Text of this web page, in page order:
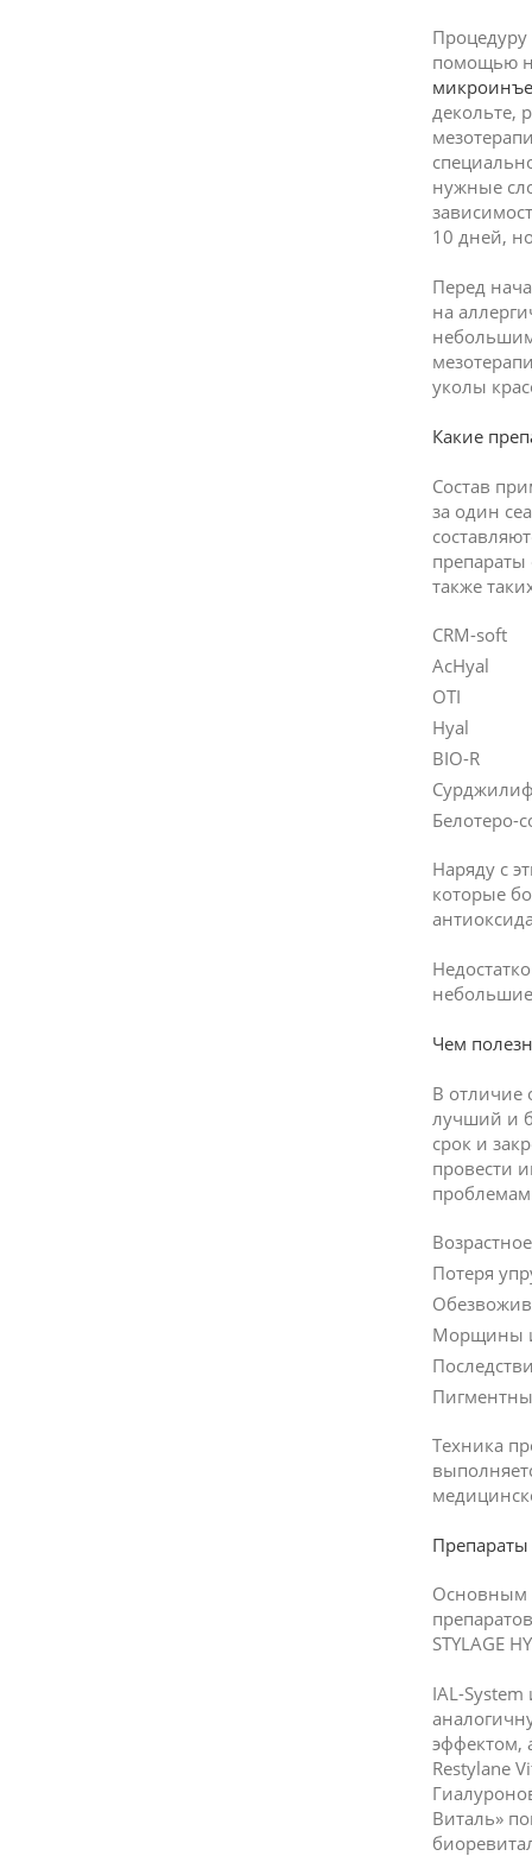
помощью
декольте,
нужные
10 дней,
Перед
на
уколы
Какие
Состав
за один
также
CRM-soft
AcHyal
OTI
Hyal
BIO-R
Белотеро-
Наряду с
которые
Чем
В отличие
лучший и
срок и
провести
Потеря
Морщины
Техника
Основным
STYLAGE
IAL-
эффектом,
Restylane
Виталь»